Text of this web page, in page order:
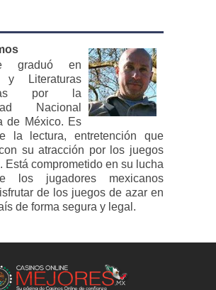
graduó en
y Literaturas
por la
Nacional
de México. Es
la lectura, entretención que
su atracción por los juegos
Está comprometido en su lucha
los jugadores mexicanos
de los juegos de azar en
de forma segura y legal.